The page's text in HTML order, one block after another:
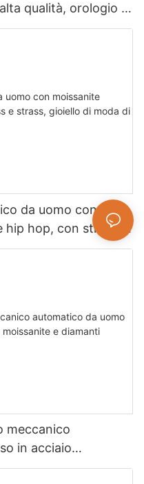
qualità, orologio al
Relogio Masculino
da uomo con
hop, con strass e
meccanico
in acciaio
e diamanti